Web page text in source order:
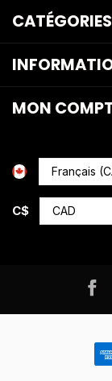
CATÉGORIES
MON
C$